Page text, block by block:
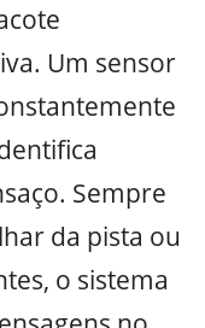
Um sensor
Sempre
da pista ou
o sistema